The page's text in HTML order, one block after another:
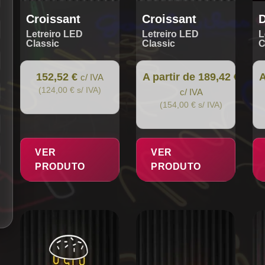
Croissant
Letreiro LED
Classic
152,52 € c/ IVA
(124,00 € s/ IVA)
VER
PRODUTO
Croissant
Letreiro LED
Classic
A partir de 189,42 €
c/ IVA
(154,00 € s/ IVA)
VER
PRODUTO
page